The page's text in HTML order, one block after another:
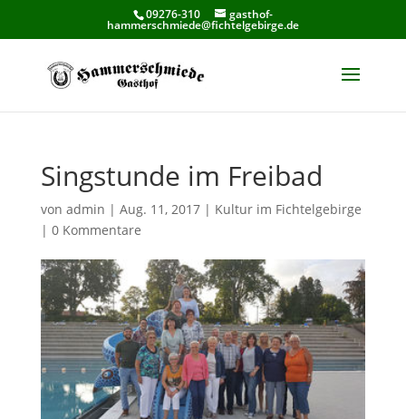
09276-310 gasthof-
hammerschmiede@fichtelgebirge.de
Singstunde im Freibad
von admin | Aug. 11, 2017| Kultur im Fichtelgebirge
| 0 Kommentare